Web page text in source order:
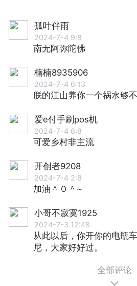
孤叶伴雨
2024-7-4 9:8
南无阿弥陀佛
楠楠8935906
2024-7-4 6:13
朕的江⼭养你⼀个祸⽔够
爱e付手刷pos机
2024-7-4 6:8
可爱乡村非主流
开创者9208
2024-7-4 2:8
加油＾０＾~
小哥不寂寞1925
2024-7-3 12:48
从此以后，你开你的电瓶
尼，大家好好过。
全部评论